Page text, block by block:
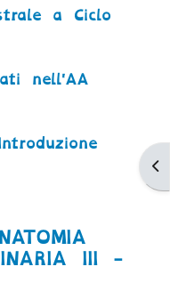
a Ciclo
nell'AA
III -